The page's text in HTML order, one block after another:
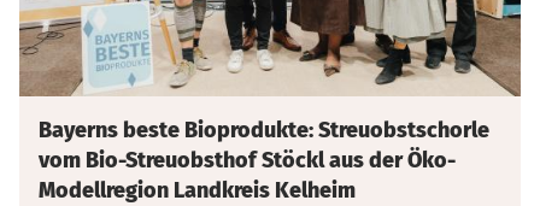
Bayerns beste Bioprodukte: Streuobstschorle
vom Bio-Streuobsthof Stöckl aus der Öko-
Modellregion Landkreis Kelheim